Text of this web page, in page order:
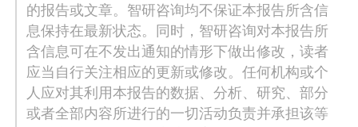
的报告或文章。智研咨询均不保证本报告所含信
息保持在最新状态。同时，智研咨询对本报告所
含信息可在不发出通知的情形下做出修改，读者
应当自行关注相应的更新或修改。任何机构或个
人应对其利用本报告的数据、分析、研究、部分
或者全部内容所进行的一切活动负责并承担该等